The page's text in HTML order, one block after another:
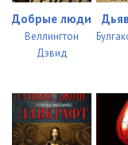
Добрые люди
Веллингтон
Дэвид